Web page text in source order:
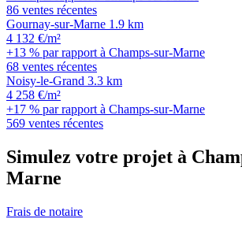
86 ventes récentes
Gournay-sur-Marne 1.9 km
4 132 €/m²
+13 % par rapport à Champs-sur-Marne
68 ventes récentes
Noisy-le-Grand 3.3 km
4 258 €/m²
+17 % par rapport à Champs-sur-Marne
569 ventes récentes
Simulez votre projet à
Marne
Frais de notaire